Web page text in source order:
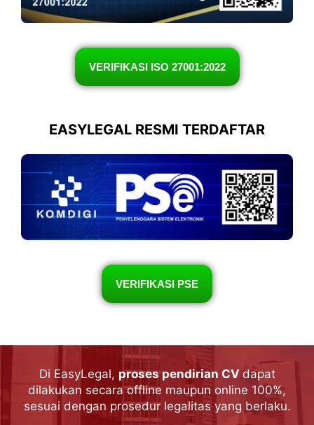
VERIFIKASI ISO 27001:2022
EASYLEGAL RESMI TERDAFTAR
VERIFIKASI PSE
Di EasyLegal, proses pendirian CV dapat
dilakukan secara offline maupun online 100%,
sesuai dengan prosedur legalitas yang berlaku.